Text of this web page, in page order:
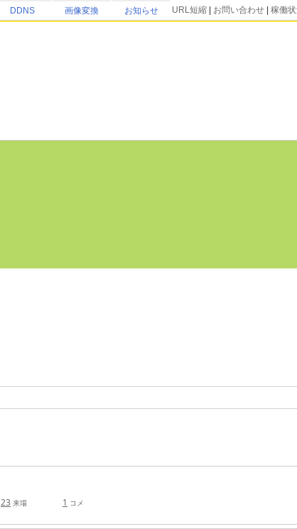
DDNS 画像変換 お知らせ URL短縮 お問い合わせ 稼働
23 来場 1 コメ